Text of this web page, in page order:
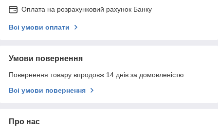
Оплата на розрахунковий рахунок Банку
Всі умови оплати
Умови повернення
Повернення товару впродовж 14 днів за домовленістю
Всі умови повернення
Про нас